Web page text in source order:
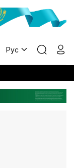
Рус